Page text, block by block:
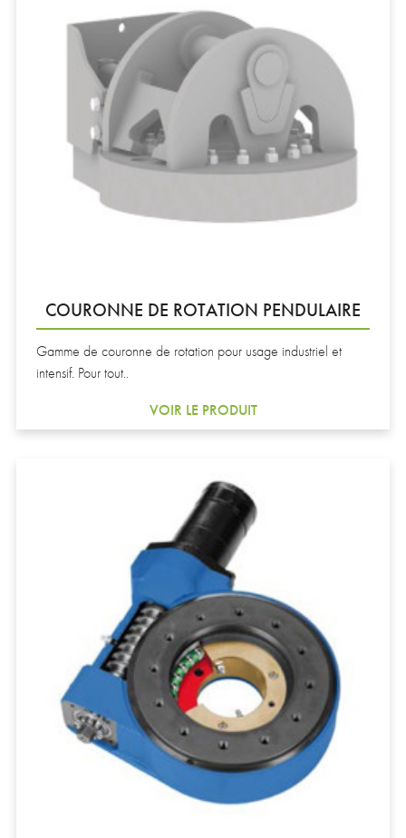
COURONNE DE ROTATION PENDULAIRE
Gamme de couronne de rotation pour usage industriel et
intensif. Pour tout..
VOIR LE PRODUIT